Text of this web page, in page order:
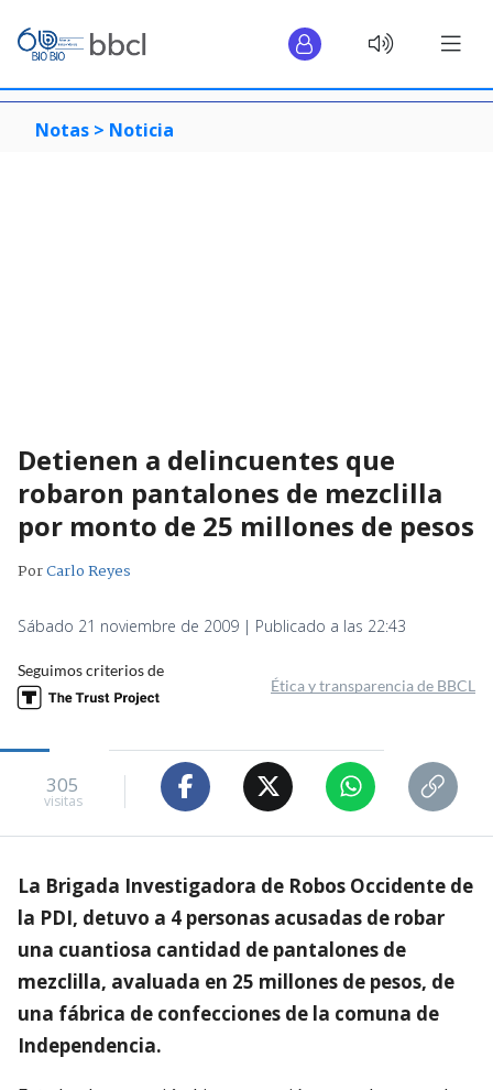
Notas > Noticia
Detienen a delincuentes que
robaron pantalones de mezclilla
por monto de 25 millones de pesos
PorCarlo Reyes
Sábado 21 noviembre de 2009 | Publicado a las 22:43
Seguimos criterios de
Ética y transparencia de BBCL
305
visitas
La Brigada Investigadora de Robos Occidente de
la PDI, detuvo a 4 personas acusadas de robar
una cuantiosa cantidad de pantalones de
mezclilla, avaluada en 25 millones de pesos, de
una fábrica de confecciones de la comuna de
Independencia.